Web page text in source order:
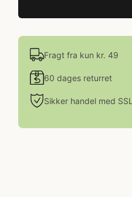
Fragt fra kun kr. 49
60 dages returret
Sikker handel med